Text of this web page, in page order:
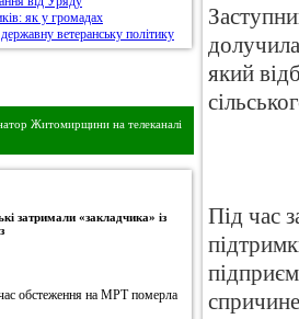
Житомирщини на телеканалі
затримали «закладчика» із
який
Під час